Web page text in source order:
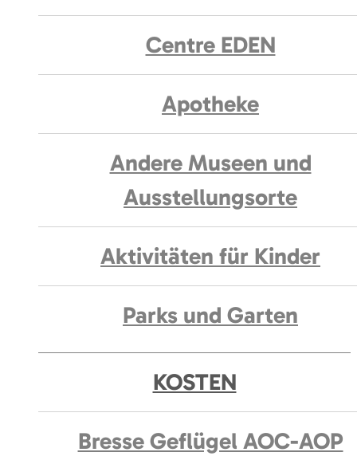
Centre EDEN
Apotheke
Andere Museen und
Ausstellungsorte
Aktivitäten für Kinder
Parks und Garten
KOSTEN
Bresse Geflügel AOC-AOP